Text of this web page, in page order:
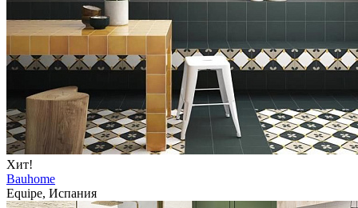
Хит!
Bauhome
Equipe, Испания